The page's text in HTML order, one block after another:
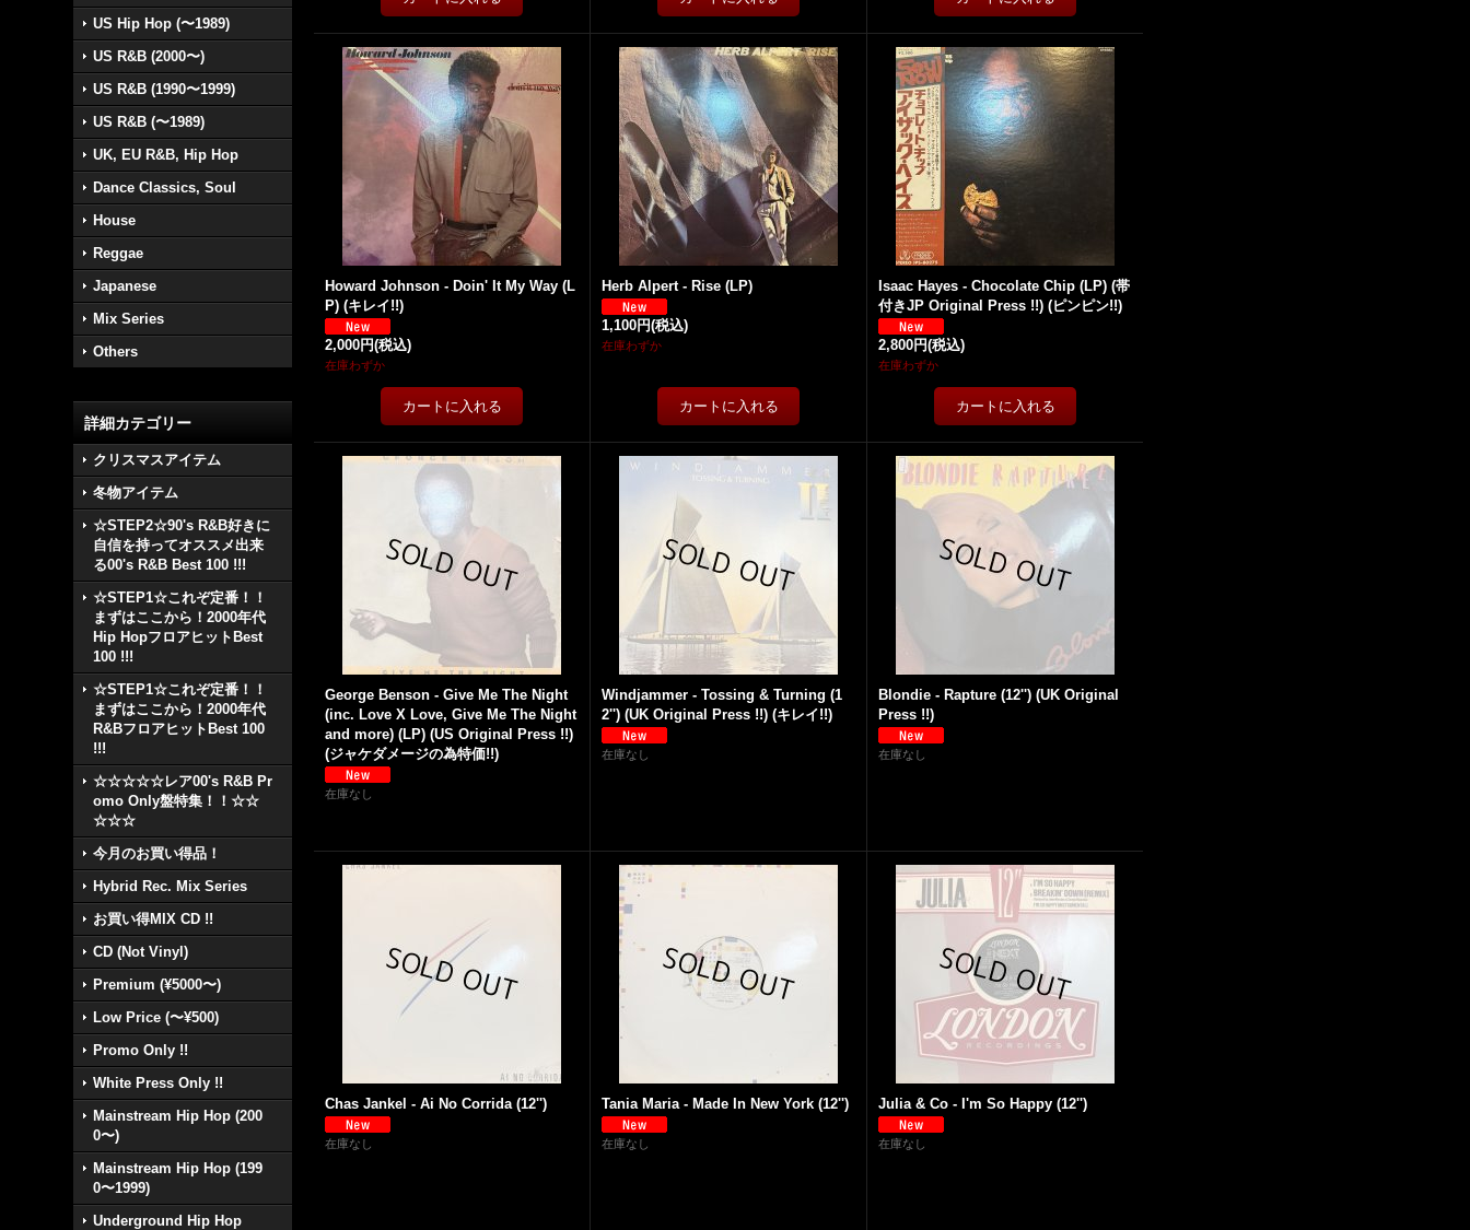
US Hip Hop (〜1989)
US R&B (2000〜)
US R&B (1990〜1999)
US R&B (〜1989)
UK, EU R&B, Hip Hop
Dance Classics, Soul
House
Reggae
Japanese
Mix Series
Others
詳細カテゴリー
クリスマスアイテム
冬物アイテム
☆STEP2☆90's R&B好きに
自信を持ってオススメ出来
る00's R&B Best 100 !!!
☆STEP1☆これぞ定番！！
まずはここから！2000年代
Hip HopフロアヒットBest
100 !!!
☆STEP1☆これぞ定番！！
まずはここから！2000年代
R&BフロアヒットBest 100
!!!
☆☆☆☆☆レア00's R&B Pr
omo Only盤特集！！☆☆
☆☆☆
今月のお買い得品！
Hybrid Rec. Mix Series
お買い得MIX CD !!
CD (Not Vinyl)
Premium (¥5000〜)
Low Price (〜¥500)
Promo Only !!
White Press Only !!
Mainstream Hip Hop (200
0〜)
Mainstream Hip Hop (199
0〜1999)
Underground Hip Hop
Howard Johnson - Doin' It My Way (L
P) (キレイ!!)
2,000円(税込)
在庫わずか
Herb Alpert - Rise (LP)
1,100円(税込)
在庫わずか
Isaac Hayes - Chocolate Chip (LP) (帯
付きJP Original Press !!) (ピンピン!!)
2,800円(税込)
在庫わずか
George Benson - Give Me The Night
(inc. Love X Love, Give Me The Night
and more) (LP) (US Original Press !!)
(ジャケダメージの為特価!!)
在庫なし
Windjammer - Tossing & Turning (1
2'') (UK Original Press !!) (キレイ!!)
在庫なし
Blondie - Rapture (12'') (UK Original
Press !!)
在庫なし
Chas Jankel - Ai No Corrida (12'')
在庫なし
Tania Maria - Made In New York (12'')
在庫なし
Julia & Co - I'm So Happy (12'')
在庫なし